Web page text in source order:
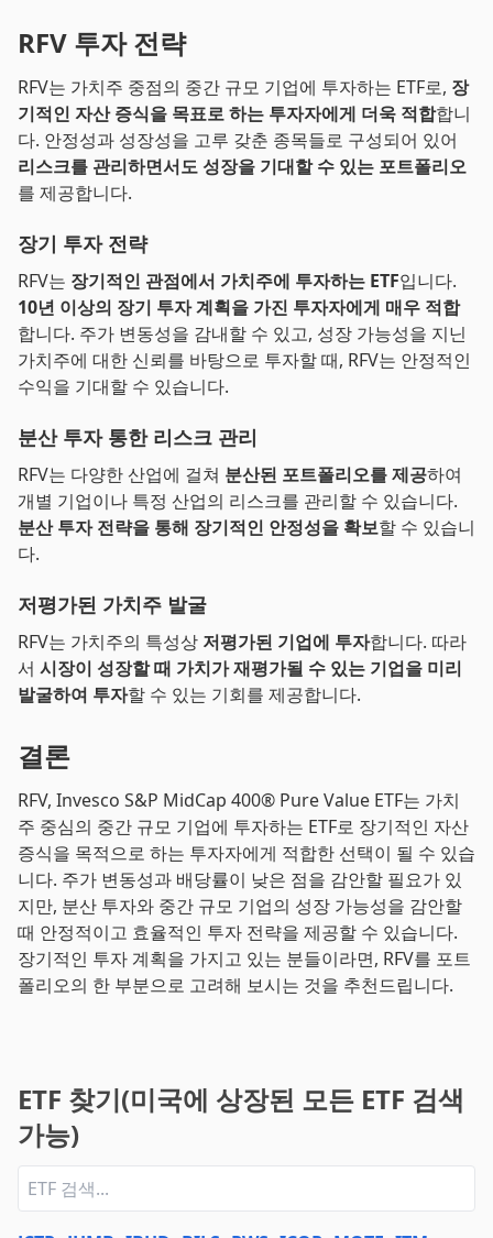
RFV 투자 전략
RFV는 가치주 중점의 중간 규모 기업에 투자하는 ETF로, 장
기적인 자산 증식을 목표로 하는 투자자에게 더욱 적합합니
다. 안정성과 성장성을 고루 갖춘 종목들로 구성되어 있어
리스크를 관리하면서도 성장을 기대할 수 있는 포트폴리오
를 제공합니다.
장기 투자 전략
RFV는 장기적인 관점에서 가치주에 투자하는 ETF입니다.
10년 이상의 장기 투자 계획을 가진 투자자에게 매우 적합
합니다. 주가 변동성을 감내할 수 있고, 성장 가능성을 지닌
가치주에 대한 신뢰를 바탕으로 투자할 때, RFV는 안정적인
수익을 기대할 수 있습니다.
분산 투자 통한 리스크 관리
RFV는 다양한 산업에 걸쳐 분산된 포트폴리오를 제공하여
개별 기업이나 특정 산업의 리스크를 관리할 수 있습니다.
분산 투자 전략을 통해 장기적인 안정성을 확보할 수 있습니
다.
저평가된 가치주 발굴
RFV는 가치주의 특성상 저평가된 기업에 투자합니다. 따라
서 시장이 성장할 때 가치가 재평가될 수 있는 기업을 미리
발굴하여 투자할 수 있는 기회를 제공합니다.
결론
RFV, Invesco S&P MidCap 400® Pure Value ETF는 가치
주 중심의 중간 규모 기업에 투자하는 ETF로 장기적인 자산
증식을 목적으로 하는 투자자에게 적합한 선택이 될 수 있습
니다. 주가 변동성과 배당률이 낮은 점을 감안할 필요가 있
지만, 분산 투자와 중간 규모 기업의 성장 가능성을 감안할
때 안정적이고 효율적인 투자 전략을 제공할 수 있습니다.
장기적인 투자 계획을 가지고 있는 분들이라면, RFV를 포트
폴리오의 한 부분으로 고려해 보시는 것을 추천드립니다.
ETF 찾기(미국에 상장된 모든 ETF 검색
가능)